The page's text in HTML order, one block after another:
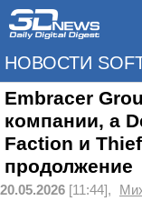
Embracer
компании, а
Faction и
продолжение
20.05.2026 [11:44],